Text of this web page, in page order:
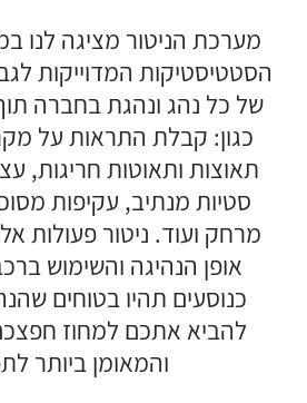
מערכת הניטור מציגה
הסטטיסטיקות המדוייקות
של כל נהג ונהגת בחברה
כגון: קבלת התראות על
תאוצות ותאוטות חריגות,
סטיות מנתיב, עקיפות
מרחק ועוד. ניטור פעולות
אופן הנהיגה והשימוש
כנוסעים תהיו בטוחים
להביא אתכם למחוז
והמאומן ביותר